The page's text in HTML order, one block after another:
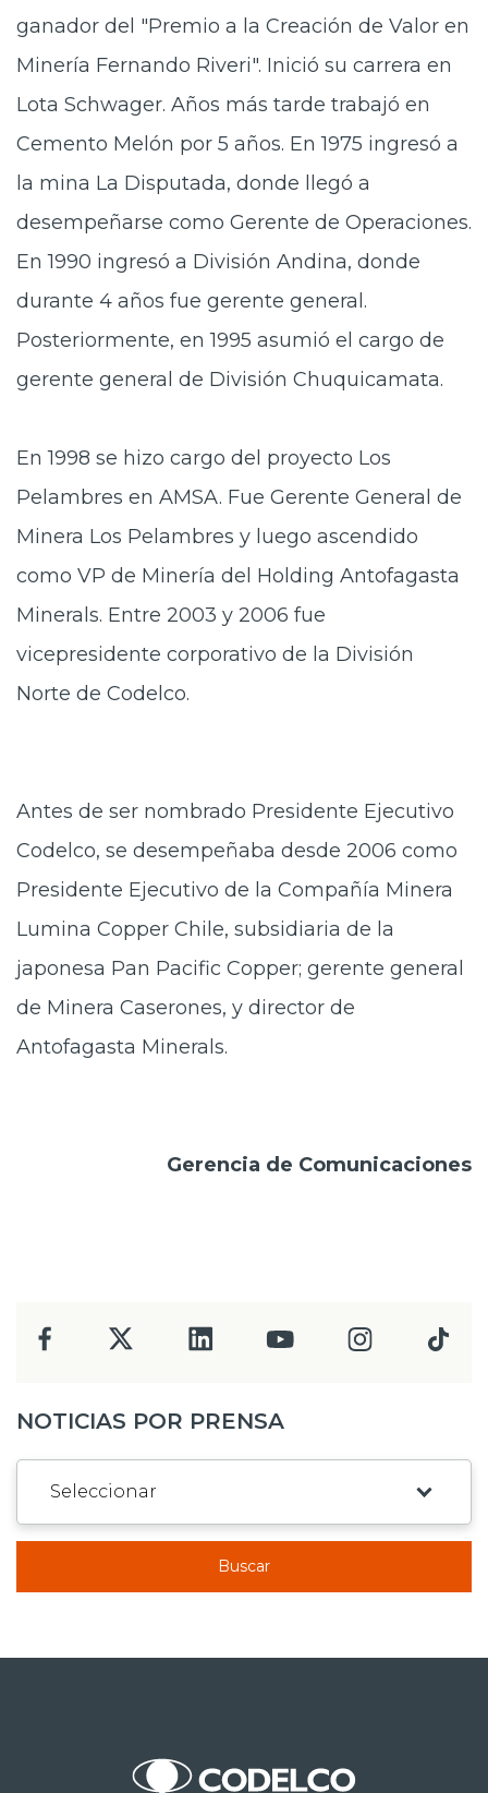
ganador del "Premio a la Creación de Valor en
Minería Fernando Riveri". Inició su carrera en
Lota Schwager. Años más tarde trabajó en
Cemento Melón por 5 años. En 1975 ingresó a
la mina La Disputada, donde llegó a
desempeñarse como Gerente de Operaciones.
En 1990 ingresó a División Andina, donde
durante 4 años fue gerente general.
Posteriormente, en 1995 asumió el cargo de
gerente general de División Chuquicamata.
En 1998 se hizo cargo del proyecto Los
Pelambres en AMSA. Fue Gerente General de
Minera Los Pelambres y luego ascendido
como VP de Minería del Holding Antofagasta
Minerals. Entre 2003 y 2006 fue
vicepresidente corporativo de la División
Norte de Codelco.
Antes de ser nombrado Presidente Ejecutivo
Codelco, se desempeñaba desde 2006 como
Presidente Ejecutivo de la Compañía Minera
Lumina Copper Chile, subsidiaria de la
japonesa Pan Pacific Copper; gerente general
de Minera Caserones, y director de
Antofagasta Minerals.
Gerencia de Comunicaciones
NOTICIAS POR PRENSA
Buscar